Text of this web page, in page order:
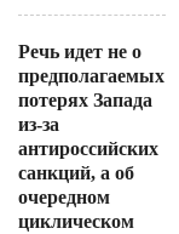
Речь идет не о
предполагаемых
потерях Запада
из-за
антироссийских
санкций, а об
очередном
циклическом